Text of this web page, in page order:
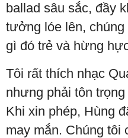
ballad sâu sắc, đầy
tưởng lóe lên,
gì đó trẻ và hừng
Tôi rất thích nhạc
nhưng phải tôn
Khi xin phép, Hùng
may mắn. Chúng tôi